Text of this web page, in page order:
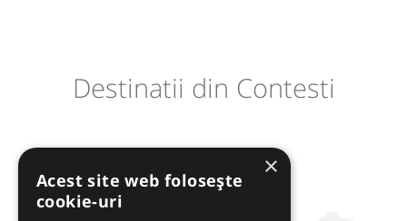
Destinatii din Contesti
×
Acest site web folosește
cookie-uri